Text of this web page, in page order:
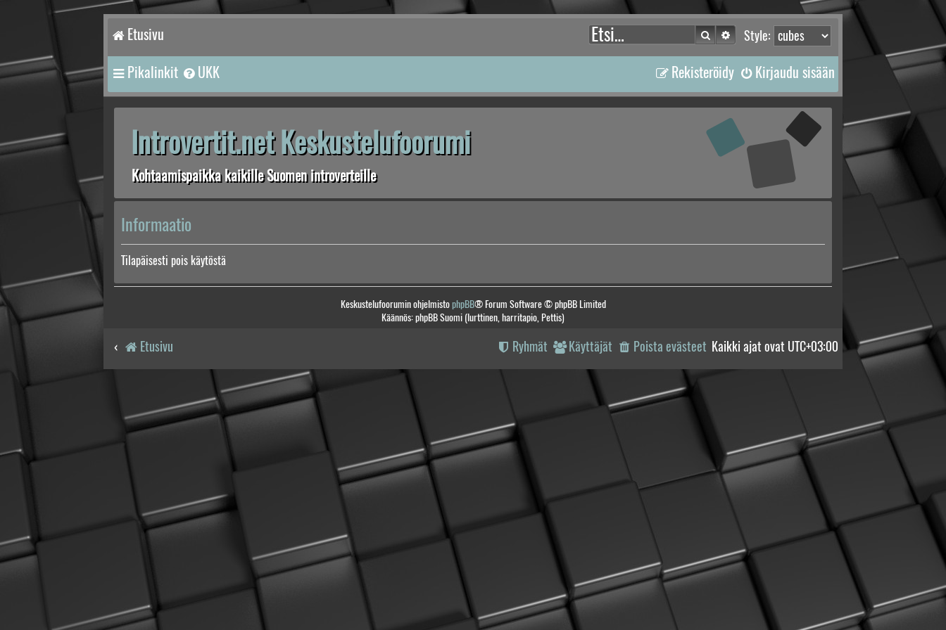
Etusivu Style:
Etsi Tarkennettu haku
Pikalinkit UKK Kirjaudu sisään
Rekisteröidy
Introvertit.net Keskustelufoorumi
Kohtaamispaikka kaikille Suomen introverteille
Informaatio
Tilapäisesti pois käytöstä
Keskustelufoorumin ohjelmistophpBB® Forum Software © phpBB Limited
Käännös: phpBB Suomi (lurttinen, harritapio, Pettis)
Etusivu Kaikki ajat ovat UTC+03:00
Poista evästeet
Käyttäjät
Ryhmät